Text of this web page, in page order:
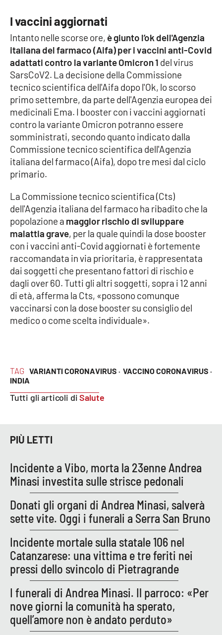
Società
Sport
RUBRICHE
Good Morning Vietnam
Parchi Marini Calabria
Leggendo Alvaro insieme
Imprese Di Calabria
Le perfidie di Antonella Grippo
Venti di comunicazione
STREAMING
LaC TV
LaC Network
EDIZIONI
LOCALI
Catanzaro
Reggio Calabria
Cosenza
Lamezia Terme
PROGETTI
SPECIALI
Buona Sanità Calabria
LACALABRIAVISIONE
TAG VARIANTI CORONAVIRUS · VACCINO CORONAVIRUS ·
INDIA
Tutti gli articoli diSalute
I vaccini aggiornati
Intanto nelle scorse ore, è giunto l’ok dell'Agenzia
italiana del farmaco (Aifa) per i vaccini anti-Covid
adattati contro la variante Omicron 1 del virus
SarsCoV2. La decisione della Commissione
tecnico scientifica dell'Aifa dopo l'Ok, lo scorso
primo settembre, da parte dell'Agenzia europea dei
medicinali Ema. I booster con i vaccini aggiornati
contro la variante Omicron potranno essere
somministrati, secondo quanto indicato dalla
Commissione tecnico scientifica dell'Agenzia
italiana del farmaco (Aifa), dopo tre mesi dal ciclo
primario.
La Commissione tecnico scientifica (Cts)
dell'Agenzia italiana del farmaco ha ribadito che la
popolazione a maggior rischio di sviluppare
malattia grave, per la quale quindi la dose booster
con i vaccini anti-Covid aggiornati è fortemente
raccomandata in via prioritaria, è rappresentata
dai soggetti che presentano fattori di rischio e
dagli over 60. Tutti gli altri soggetti, sopra i 12 anni
di età, afferma la Cts, «possono comunque
vaccinarsi con la dose booster su consiglio del
medico o come scelta individuale».
PIÙ LETTI
Incidente a Vibo, morta la 23enne Andrea
Minasi investita sulle strisce pedonali
Donati gli organi di Andrea Minasi, salverà
sette vite. Oggi i funerali a Serra San Bruno
Incidente mortale sulla statale 106 nel
Catanzarese: una vittima e tre feriti nei
pressi dello svincolo di Pietragrande
I funerali di Andrea Minasi. Il parroco: «Per
nove giorni la comunità ha sperato,
quell’amore non è andato perduto»